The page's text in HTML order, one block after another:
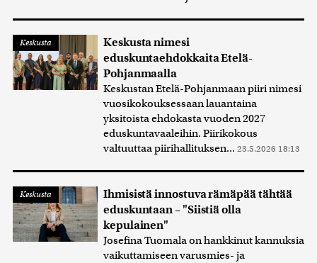
Keskusta
Keskusta nimesi
eduskuntaehdokkaita Etelä-
Pohjanmaalla
Keskustan Etelä-Pohjanmaan piiri nimesi
vuosikokouksessaan lauantaina
yksitoista ehdokasta vuoden 2027
eduskuntavaaleihin. Piirikokous
valtuuttaa piirihallituksen... 23.5.2026 18:13
Keskusta
Ihmisistä innostuva rämäpää tähtää
eduskuntaan – "Siistiä olla
kepulainen"
Josefina Tuomala on hankkinut kannuksia
vaikuttamiseen varusmies- ja